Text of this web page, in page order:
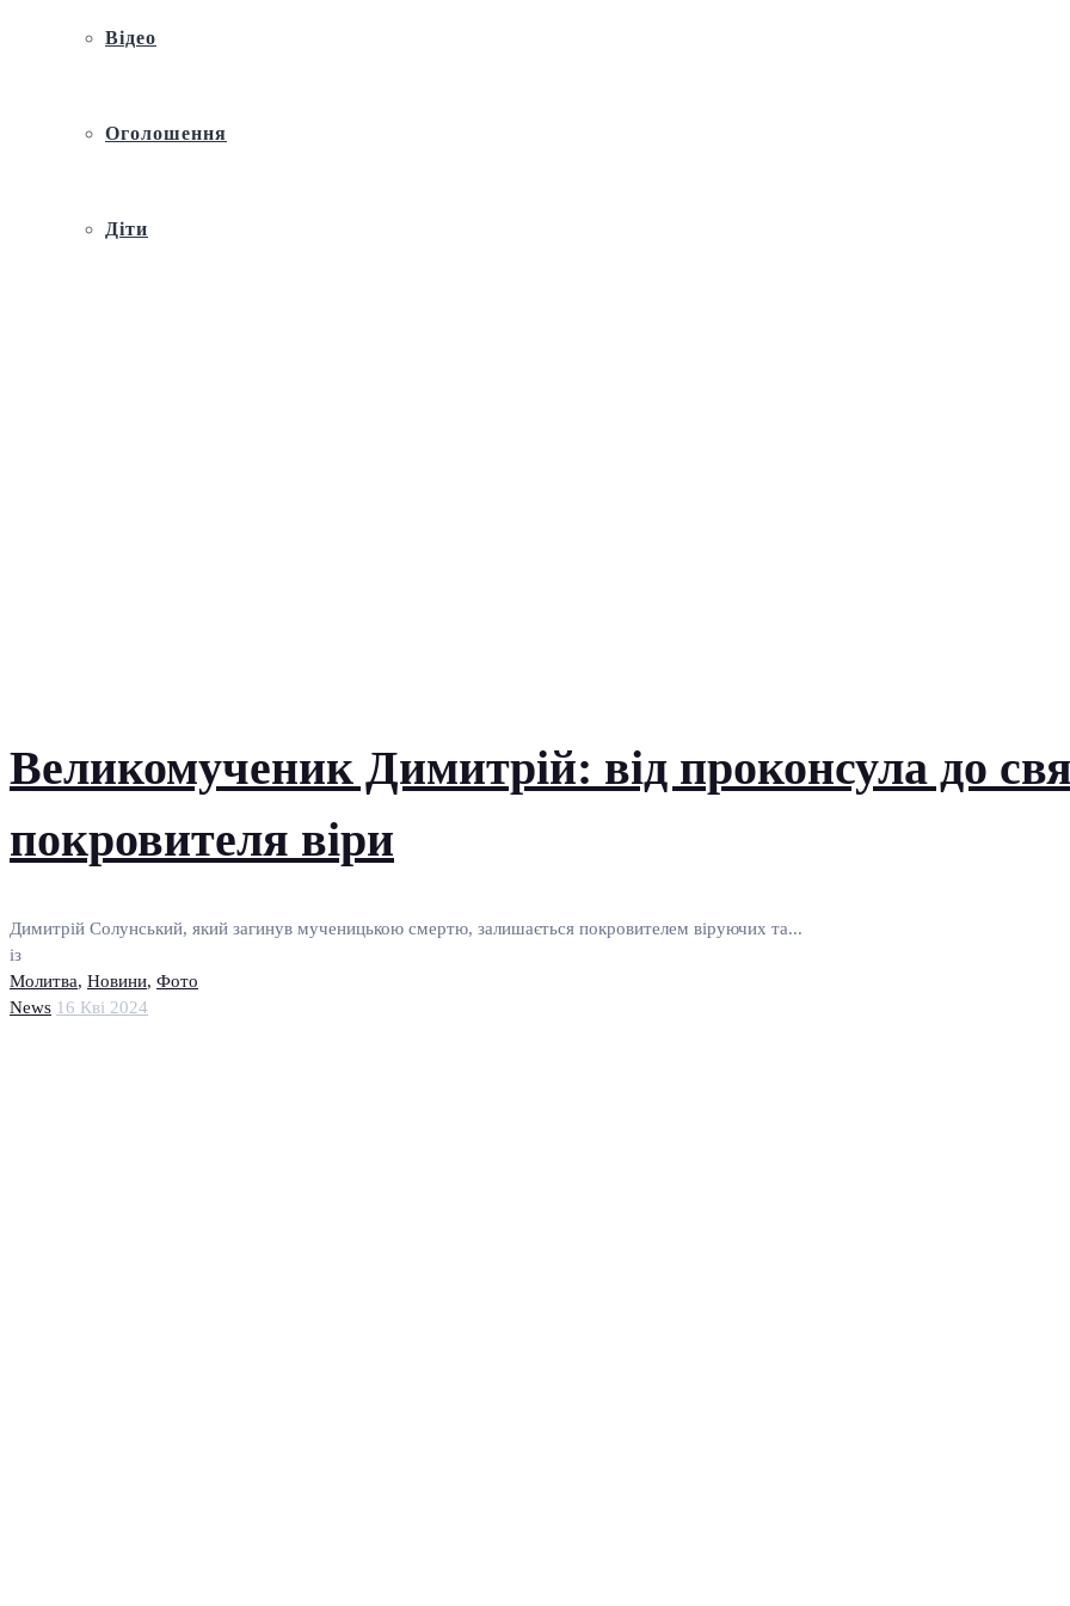
Відео
Оголошення
Діти
Великомученик Димитрій: від проконсула до
покровителя віри
Димитрій Солунський, який загинув мученицькою смертю, залишається покровителем віруючих та...
із
Молитва, Новини, Фото
News 16 Кві 2024